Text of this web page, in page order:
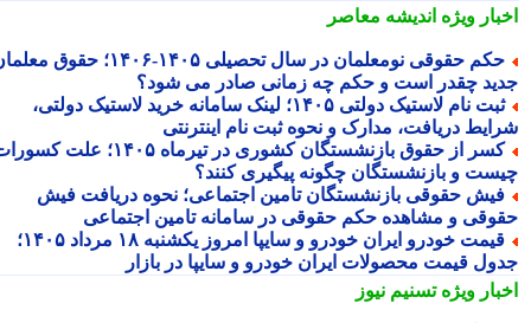
ویژهاندیشه معاصر
حکم حقوقی نومعلمان در سال تحصیلی ۱۴۰۵-۱۴۰۶؛ حقوق معلمان
چقدر است و حکم چه زمانی صادر می شود؟
ثبت نام لاستیک دولتی ۱۴۰۵؛ لینک سامانه خرید لاستیک دولتی،
دریافت، مدارک و نحوه ثبت نام اینترنتی
کسر از حقوق بازنشستگان کشوری در تیرماه ۱۴۰۵؛ علت کسورات
و بازنشستگان چگونه پیگیری کنند؟
حقوقی بازنشستگان تامین اجتماعی؛ نحوه دریافت فیش
و مشاهده حکم حقوقی در سامانه تامین اجتماعی
قیمت خودرو ایران خودرو و سایپا امروز یکشنبه ۱۸ مرداد ۱۴۰۵؛
قیمت محصولات ایران خودرو و سایپا در بازار
ویژهتسنیم نیوز